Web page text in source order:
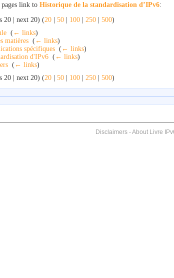
link to Historique de la standardisation d’IPv6:
20 | next 20) (20 | 50 | 100 | 250 | 500)
( ← links)
matières ( ← links)
spécifiques ( ← links)
d'IPv6 ( ← links)
( ← links)
20 | next 20) (20 | 50 | 100 | 250 | 500)
Disclaimers-About Livre